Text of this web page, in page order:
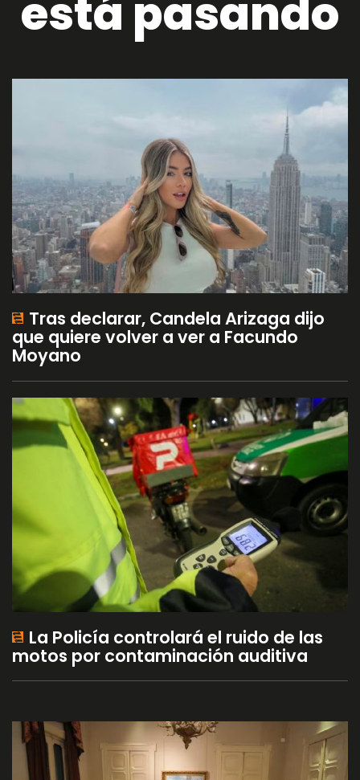
está pasando
Tras declarar, Candela Arizaga dijo
que quiere volver a ver a Facundo
Moyano
La Policía controlará el ruido de las
motos por contaminación auditiva